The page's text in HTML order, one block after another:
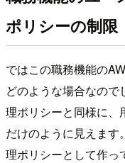
ポリシーの制限
ではこの職務機能の
どのような場合なの
理ポリシーと同様に、
だけのように見えます
理ポリシーとして作っ